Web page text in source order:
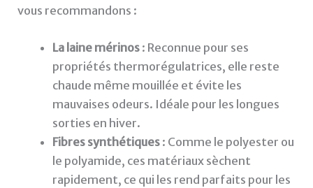
vous recommandons :
La laine mérinos: Reconnue pour ses
propriétés thermorégulatrices, elle reste
chaude même mouillée et évite les
mauvaises odeurs. Idéale pour les longues
sorties en hiver.
Fibres synthétiques: Comme le polyester ou
le polyamide, ces matériaux sèchent
rapidement, ce qui les rend parfaits pour les